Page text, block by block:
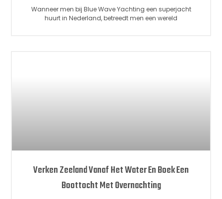
Wanneer men bij Blue Wave Yachting een superjacht
huurt in Nederland, betreedt men een wereld
Verken Zeeland Vanaf Het Water En Boek Een
Boottocht Met Overnachting